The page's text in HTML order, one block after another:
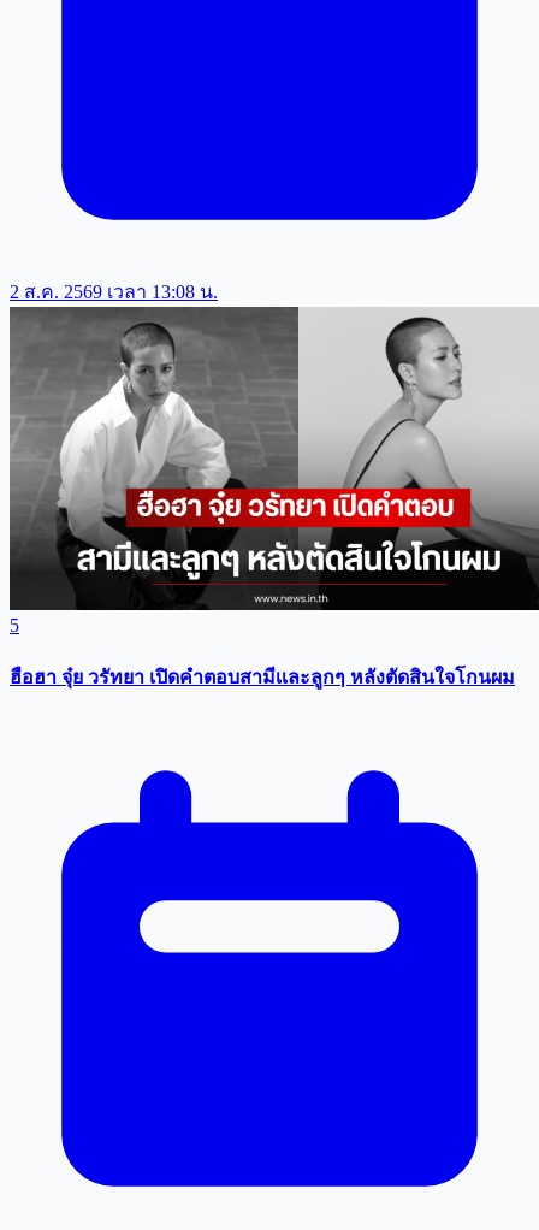
2 ส.ค. 2569 เวลา 13:08 น.
5
ฮือฮา จุ๋ย วรัทยา เปิดคำตอบสามีเเละลูกๆ หลังตัดสินใจโกนผม